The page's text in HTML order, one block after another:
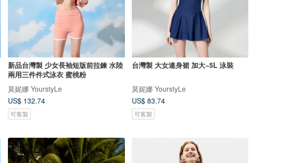
新品台灣製 少女長袖短版前拉鍊 水陸
兩用三件件式泳衣 蜜桃粉
莫妮娜 YourstyLe
US$ 132.74
可客製
台灣製 大女連身裙 加大~5L 泳裝
莫妮娜 YourstyLe
US$ 83.74
可客製